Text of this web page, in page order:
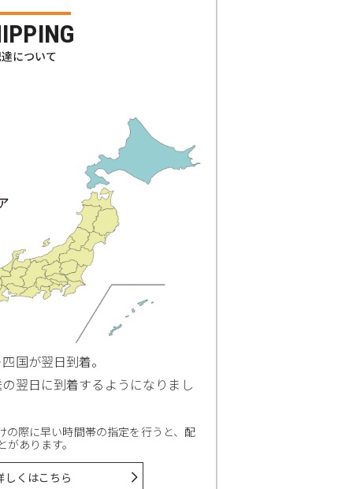
について
国が翌日到着。
翌日に到着するようになりまし
際に早い時間帯の指定を行うと、配
あります。
しくはこちら